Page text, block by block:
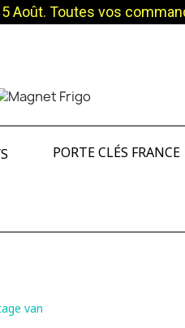
Août. Toutes vos
PORTE CLÉS FRANCE
van